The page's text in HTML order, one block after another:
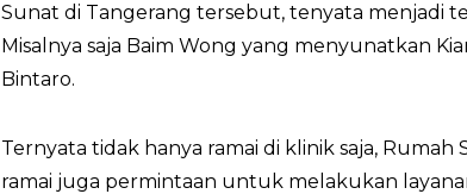
Sunat di Tangerang tersebut, tenyata menjadi
Misalnya saja Baim Wong yang menyunatkan
Bintaro.
Ternyata tidak hanya ramai di klinik saja,
ramai juga permintaan untuk melakukan